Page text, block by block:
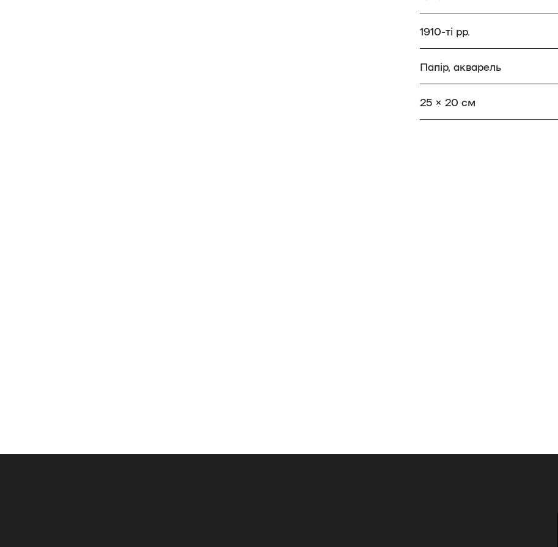
1910-ті рр.
Папір, акварель
25 × 20 см